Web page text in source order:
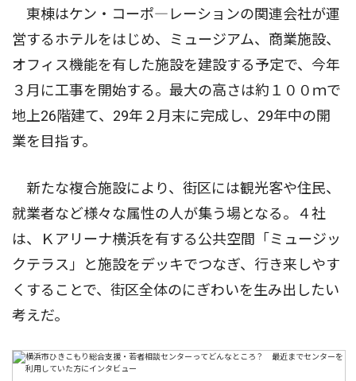
東棟はケン・コーポ―レーションの関連会社が運
営するホテルをはじめ、ミュージアム、商業施設、
オフィス機能を有した施設を建設する予定で、今年
３月に工事を開始する。最大の高さは約１００ｍで
地上26階建て、29年２月末に完成し、29年中の開
業を目指す。
新たな複合施設により、街区には観光客や住民、
就業者など様々な属性の人が集う場となる。４社
は、Ｋアリーナ横浜を有する公共空間「ミュージッ
クテラス」と施設をデッキでつなぎ、行き来しやす
くすることで、街区全体のにぎわいを生み出したい
考えだ。